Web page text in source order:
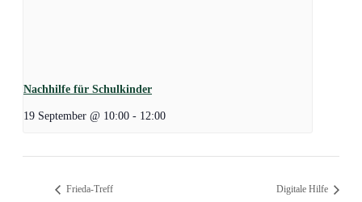
Nachhilfe für Schulkinder
19 September @ 10:00 - 12:00
Frieda-Treff Digitale Hilfe